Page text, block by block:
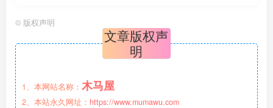
© 版权声明
文章版权声
明
1、本网站名称： 木马屋
2、本站永久网址： https://www.mumawu.com